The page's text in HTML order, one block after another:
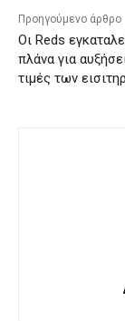
Προηγούμενο άρθρο
Οι Reds
πλάνα για
τιμές των